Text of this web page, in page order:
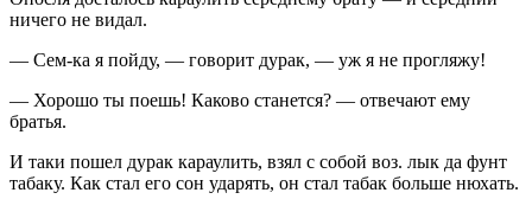
ничего не видал.
— Сем-ка я пойду, — говорит дурак, — уж я не прогляжу!
— Хорошо ты поешь! Каково станется? — отвечают ему
братья.
И таки пошел дурак караулить, взял с собой воз. лык да фунт
табаку. Как стал его сон ударять, он стал табак больше нюхать.